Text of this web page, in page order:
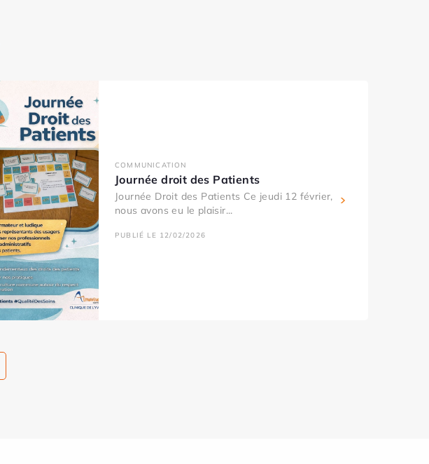
COMMUNICATION
Journée droit des Patients
Journée Droit des Patients Ce jeudi 12 février,
nous avons eu le plaisir...
PUBLIÉ LE 12/02/2026